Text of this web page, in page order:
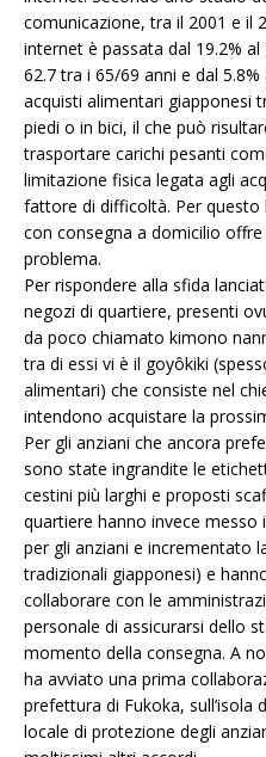
comunicazione, tra il 2001 e il
internet è passata dal 19.2%
62.7 tra i 65/69 anni e dal
acquisti alimentari giapponesi
piedi o in bici, il che può
trasportare carichi pesanti
limitazione fisica legata agli
fattore di difficoltà. Per questo
con consegna a domicilio
problema.
Per rispondere alla sfida
negozi di quartiere, presenti
da poco chiamato kimono
tra di essi vi è il goyôkiki
alimentari) che consiste nel
intendono acquistare la
Per gli anziani che ancora
sono state ingrandite le
cestini più larghi e proposti
quartiere hanno invece
per gli anziani e incrementato
tradizionali giapponesi) e
collaborare con le
personale di assicurarsi dello
momento della consegna. A
ha avviato una prima
prefettura di Fukoka, sull’isola
locale di protezione degli